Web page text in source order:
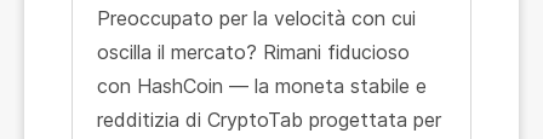
Preoccupato per la velocità con cui
oscilla il mercato? Rimani fiducioso
con HashCoin — la moneta stabile e
redditizia di CryptoTab progettata per